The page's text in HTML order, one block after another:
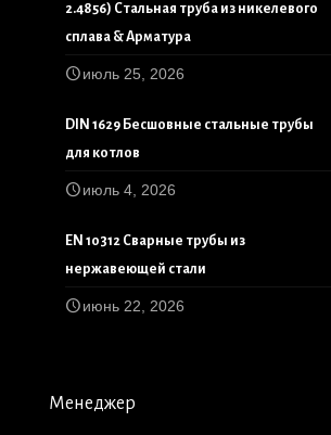
2.4856) Стальная труба из никелевого
сплава & Арматура
июль 25, 2026
DIN 1629 Бесшовные стальные трубы
для котлов
июль 4, 2026
EN 10312 Сварные трубы из
нержавеющей стали
июнь 22, 2026
Менеджер